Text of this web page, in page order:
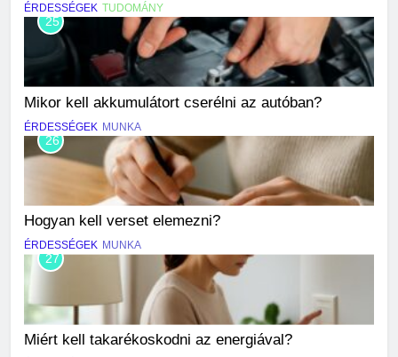
ÉRDESSÉGEK TUDOMÁNY
25
Mikor kell akkumulátort cserélni az autóban?
ÉRDESSÉGEK MUNKA
26
Hogyan kell verset elemezni?
ÉRDESSÉGEK MUNKA
27
Miért kell takarékoskodni az energiával?